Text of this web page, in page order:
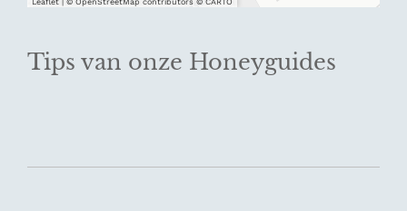
Tips van onze Honeyguides
Leaflet | © OpenStreetMap contributors © CARTO